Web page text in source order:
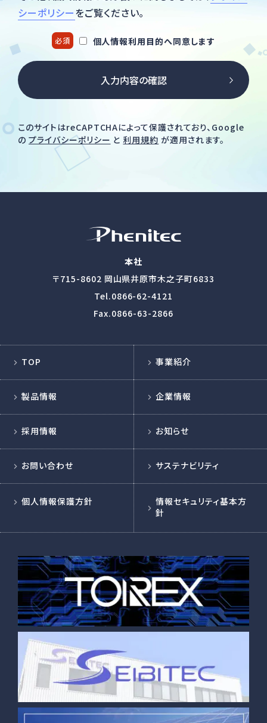
シーポリシーをご覧ください。
必須 個人情報利用目的へ同意します
このサイトはreCAPTCHAによって保護されており、Google
の プライバシーポリシー と 利用規約 が適用されます。
本社
〒715-8602 岡山県井原市木之子町6833
Tel.0866-62-4121
Fax.0866-63-2866
TOP 事業紹介
製品情報 企業情報
採用情報 お知らせ
お問い合わせ サステナビリティ
個人情報保護方針
情報セキュリティ基本方
針